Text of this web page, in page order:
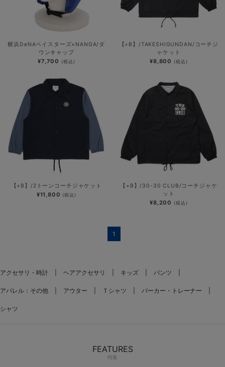
横浜DeNAベイスターズ×NANGA/ダ
ウンキャップ
¥7,700 (税込)
【+B】/TAKESHIGUNDAN/コーチジ
ャケット
¥8,800 (税込)
【+B】/2トーンコーチジャケット
¥11,800 (税込)
【+B】/30-30 CLUB/コーチジャケ
ット
¥8,200 (税込)
1
アクセサリ・時計 ヘアアクセサリ キッズ パンツ
アパレル：その他 アウター Ｔシャツ パーカー・トレーナー
シャツ
FEATURES
特集